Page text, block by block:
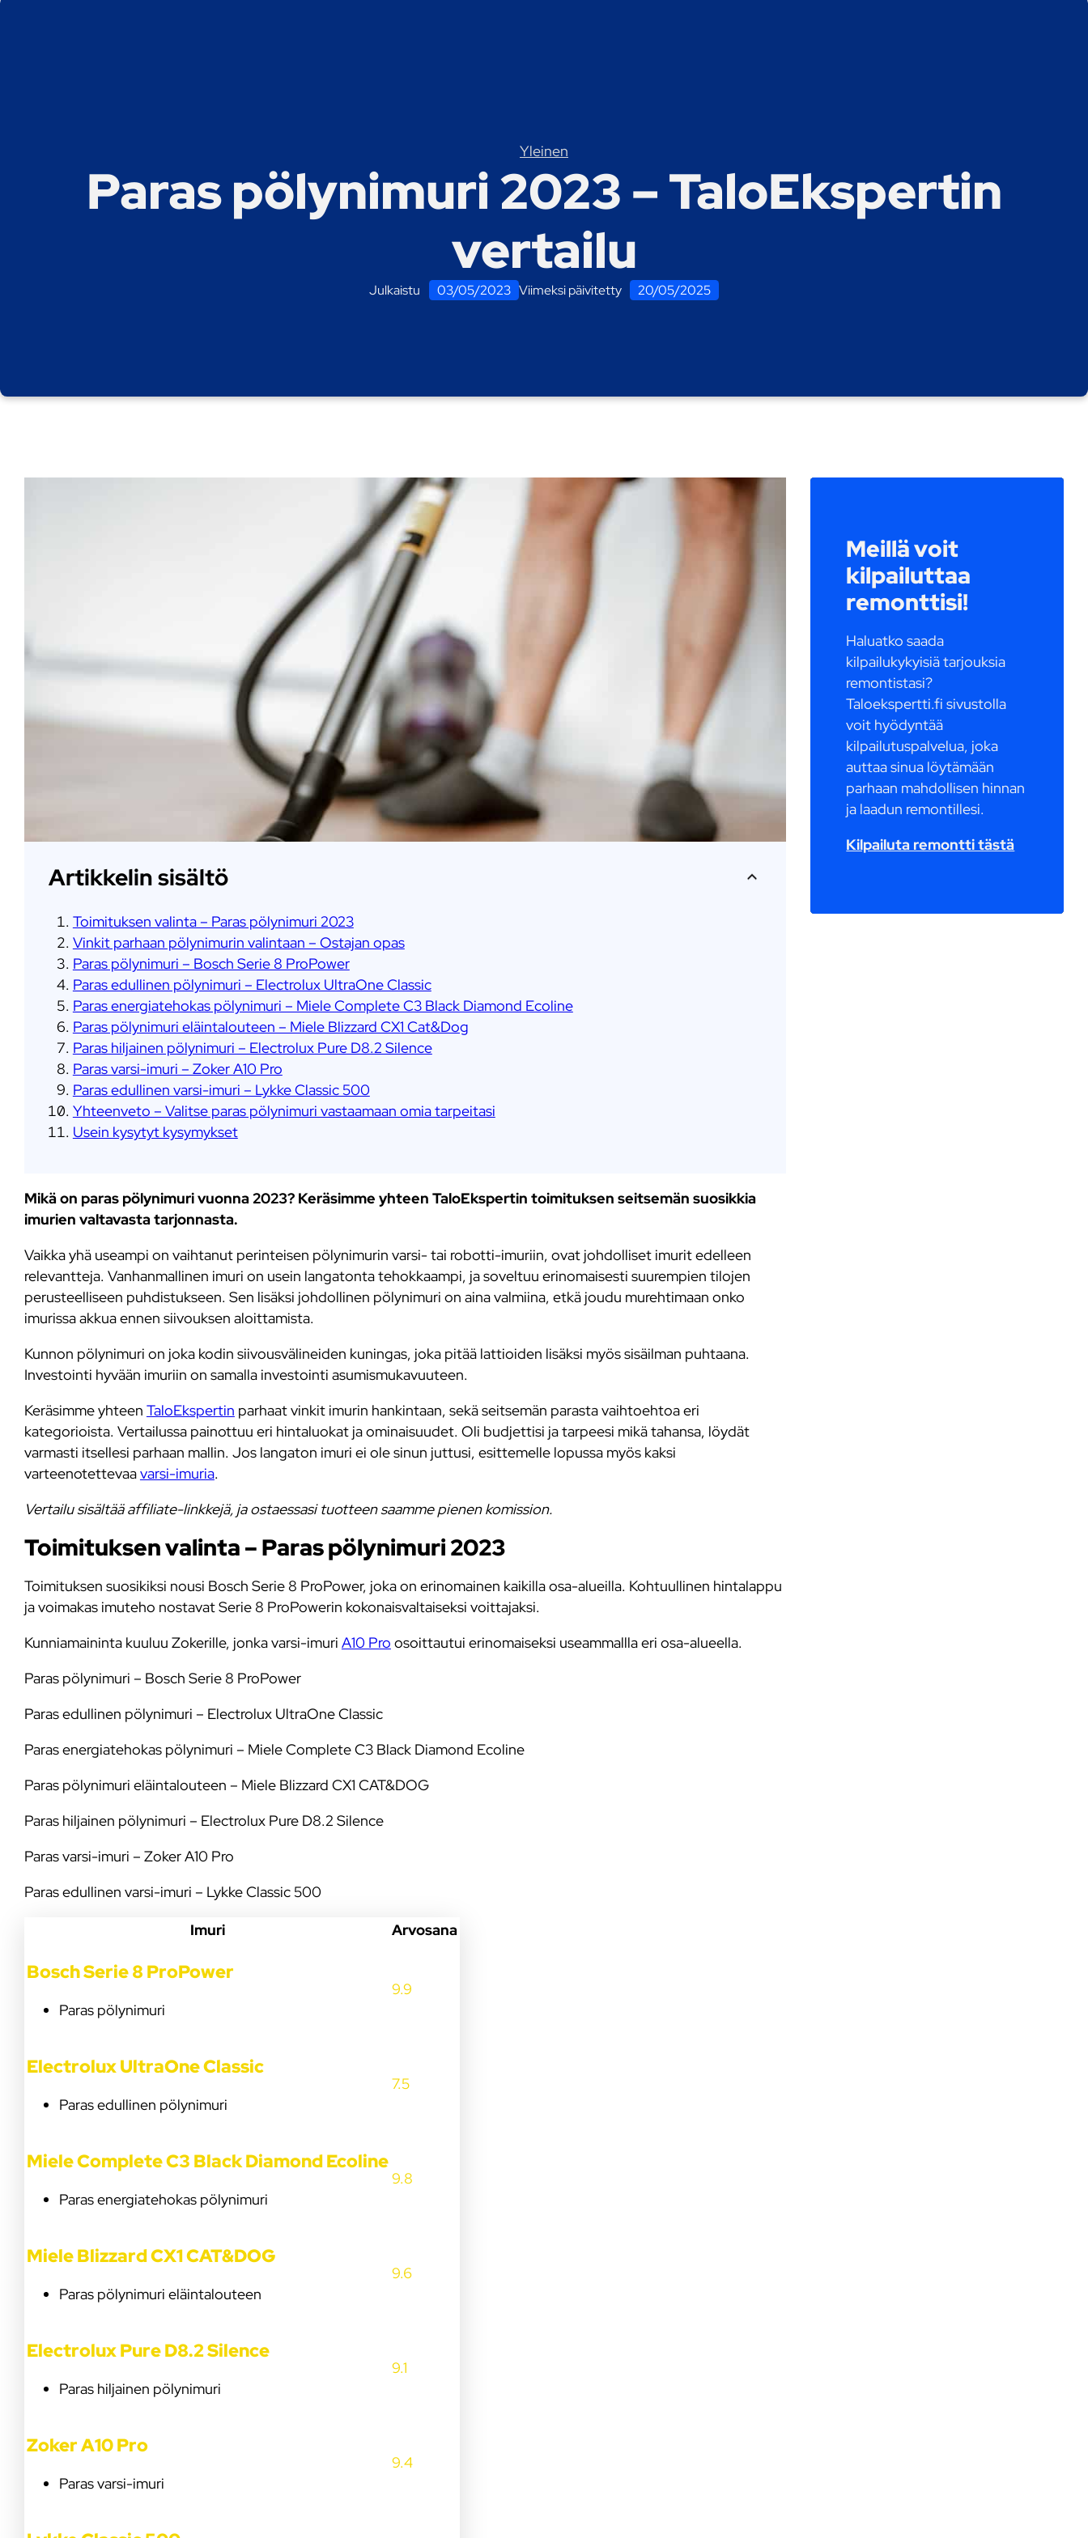
Yleinen
Paras pölynimuri 2023 – TaloEkspertin
vertailu
Julkaistu 03/05/2023 Viimeksi päivitetty 20/05/2025
Artikkelin sisältö
Toimituksen valinta – Paras pölynimuri 2023
Vinkit parhaan pölynimurin valintaan – Ostajan opas
Paras pölynimuri – Bosch Serie 8 ProPower
Paras edullinen pölynimuri – Electrolux UltraOne Classic
Paras energiatehokas pölynimuri – Miele Complete C3 Black Diamond Ecoline
Paras pölynimuri eläintalouteen – Miele Blizzard CX1 Cat&Dog
Paras hiljainen pölynimuri – Electrolux Pure D8.2 Silence
Paras varsi-imuri – Zoker A10 Pro
Paras edullinen varsi-imuri – Lykke Classic 500
Yhteenveto – Valitse paras pölynimuri vastaamaan omia tarpeitasi
Usein kysytyt kysymykset
Mikä on paras pölynimuri vuonna 2023? Keräsimme yhteen TaloEkspertin toimituksen seitsemän suosikkia
imurien valtavasta tarjonnasta.
Vaikka yhä useampi on vaihtanut perinteisen pölynimurin varsi- tai robotti-imuriin, ovat johdolliset imurit edelleen
relevantteja. Vanhanmallinen imuri on usein langatonta tehokkaampi, ja soveltuu erinomaisesti suurempien tilojen
perusteelliseen puhdistukseen. Sen lisäksi johdollinen pölynimuri on aina valmiina, etkä joudu murehtimaan onko
imurissa akkua ennen siivouksen aloittamista.
Kunnon pölynimuri on joka kodin siivousvälineiden kuningas, joka pitää lattioiden lisäksi myös sisäilman puhtaana.
Investointi hyvään imuriin on samalla investointi asumismukavuuteen.
Keräsimme yhteen TaloEkspertin parhaat vinkit imurin hankintaan, sekä seitsemän parasta vaihtoehtoa eri
kategorioista. Vertailussa painottuu eri hintaluokat ja ominaisuudet. Oli budjettisi ja tarpeesi mikä tahansa, löydät
varmasti itsellesi parhaan mallin. Jos langaton imuri ei ole sinun juttusi, esittemelle lopussa myös kaksi
varteenotettevaavarsi-imuria.
Vertailu sisältää affiliate-linkkejä, ja ostaessasi tuotteen saamme pienen komission.
Toimituksen valinta – Paras pölynimuri 2023
Toimituksen suosikiksi nousi Bosch Serie 8 ProPower, joka on erinomainen kaikilla osa-alueilla. Kohtuullinen hintalappu
ja voimakas imuteho nostavat Serie 8 ProPowerin kokonaisvaltaiseksi voittajaksi.
Kunniamaininta kuuluu Zokerille, jonka varsi-imuri A10 Pro osoittautui erinomaiseksi useammallla eri osa-alueella.
Paras pölynimuri – Bosch Serie 8 ProPower
Paras edullinen pölynimuri – Electrolux UltraOne Classic
Paras energiatehokas pölynimuri – Miele Complete C3 Black Diamond Ecoline
Paras pölynimuri eläintalouteen – Miele Blizzard CX1 CAT&DOG
Paras hiljainen pölynimuri – Electrolux Pure D8.2 Silence
Paras varsi-imuri – Zoker A10 Pro
Paras edullinen varsi-imuri – Lykke Classic 500
Imuri Arvosana
Bosch Serie 8 ProPower
Paras pölynimuri
9.9
Electrolux UltraOne Classic
Paras edullinen pölynimuri
7.5
Miele Complete C3 Black Diamond Ecoline
Paras energiatehokas pölynimuri
9.8
Miele Blizzard CX1 CAT&DOG
Paras pölynimuri eläintalouteen
9.6
Electrolux Pure D8.2 Silence
Paras hiljainen pölynimuri
9.1
Zoker A10 Pro
Paras varsi-imuri
9.4
Meillä voit
kilpailuttaa
remonttisi!
Haluatko saada
kilpailukykyisiä tarjouksia
remontistasi?
Taloekspertti.fi sivustolla
voit hyödyntää
kilpailutuspalvelua, joka
auttaa sinua löytämään
parhaan mahdollisen hinnan
ja laadun remontillesi.
Kilpailuta remontti tästä